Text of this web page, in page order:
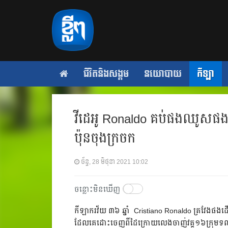
ជីវិតនិងសង្គម នយោបាយ កីឡា
វីដេអូ Ronaldo គប់ផងឈូសផងគ្
ប៉ុនចុងក្រចក
ច័ន្ទ, 28 មិថុនា 2021 10:02
ចន្លោះមិនឃើញ
កីឡាករ​វ័យ ៣៦ ឆ្នាំ ​ Cristiano Ronaldo ​គ្រវែង
ដែលគេ​ដោះ​ចេញ​ពី​ដៃ​ក្រោយ​លេង​ចាញ់​វគ្គ១៦ក្រុម